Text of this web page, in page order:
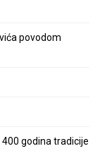
povodom
godina tradicije